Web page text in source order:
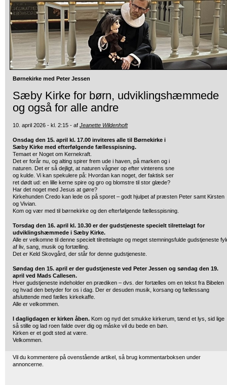
Børnekirke med Peter Jessen
Sæby Kirke for børn, udviklingshæmmede
og også for alle andre
10. april 2026 - kl. 2:15 - af Jeanette Wildenhoft
Onsdag den 15. april kl. 17.00 inviteres alle til Børnekirke i
Sæby Kirke med efterfølgende fællesspisning.
Temaet er Noget om Kernekraft.
Det er forår nu, og alting spirer frem ude i haven, på marken og i
naturen. Det er så dejligt, at naturen vågner op efter vinterens sne
og kulde. Vi kan spekulere på: Hvordan kan noget, der faktisk ser
ret dødt ud: en lille kerne spire og gro og blomstre til stor glæde?
Har det noget med Jesus at gøre?
Kirkehunden Credo kan lede os på sporet – godt hjulpet af præsten Peter samt Kirsten
og Vivian.
Kom og vær med til børnekirke og den efterfølgende fællesspisning.
Torsdag den 16. april kl. 10.30 er der gudstjeneste specielt tilrettelagt for
udviklingshæmmede i Sæby Kirke.
Alle er velkomne til denne specielt tilrettelagte og meget stemningsfulde gudstjeneste
af liv, sang, musik og fortælling.
Det er Keld Skovgård, der står for denne gudstjeneste.
Søndag den 15. april er der gudstjeneste ved Peter Jessen og søndag den 19.
april ved Mads Callesen.
Hver gudstjeneste indeholder en prædiken – dvs. der fortælles om en tekst fra Bibelen
og hvad den betyder for os i dag. Der er desuden musik, korsang og fællessang
afsluttende med fælles kirkekaffe.
Alle er velkommen.
I dagligdagen er kirken åben. Kom og nyd det smukke kirkerum, tænd et lys, sid lige
så stille og lad roen falde over dig og måske vil du bede en bøn.
Kirken er et godt sted at være.
Velkommen.
Vil du kommentere på ovenstående artikel, så brug kommentarboksen under
annoncerne.